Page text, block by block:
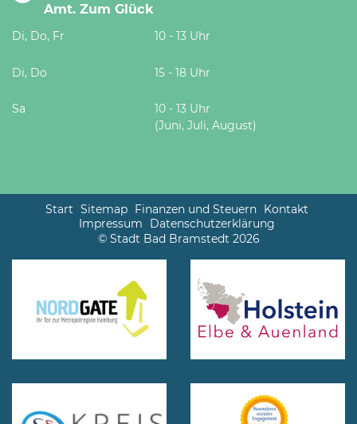
Amt. Zum Glück
Di, Do, Fr 10 - 13 Uhr
Di, Do 15 - 18 Uhr
Sa
10 - 13 Uhr
(Juni, Juli, August)
Start Sitemap Finanzen und Steuern Kontakt
Impressum
Datenschutzerklärung
© Stadt Bad Bramstedt 2026